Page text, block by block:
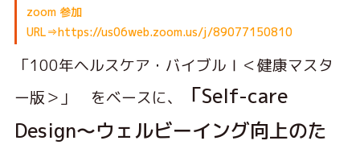
zoom 参加
URL⇒https://us06web.zoom.us/j/89077150810
「100年ヘルスケア・バイブルⅠ＜健康マスタ
ー版＞」 をベースに、
「Self-care
Design〜ウェルビーイング向上のた